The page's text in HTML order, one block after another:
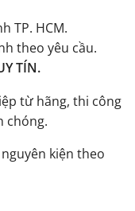
TP. HCM.
theo yêu cầu.
TÍN.
từ hãng, thi công
chóng.
kiện theo